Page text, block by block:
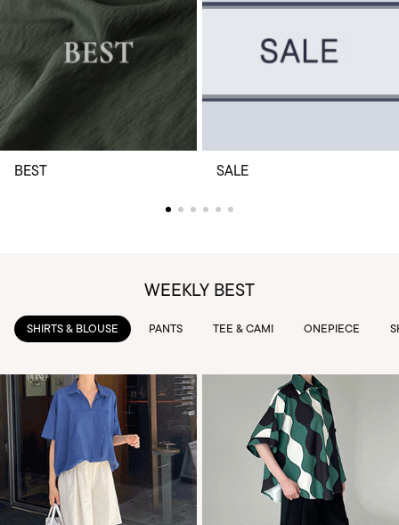
BEST SALE
WEEKLY BEST
PANTS TEE & CAMI ONEPIECE SKIRTS OUTWEAR